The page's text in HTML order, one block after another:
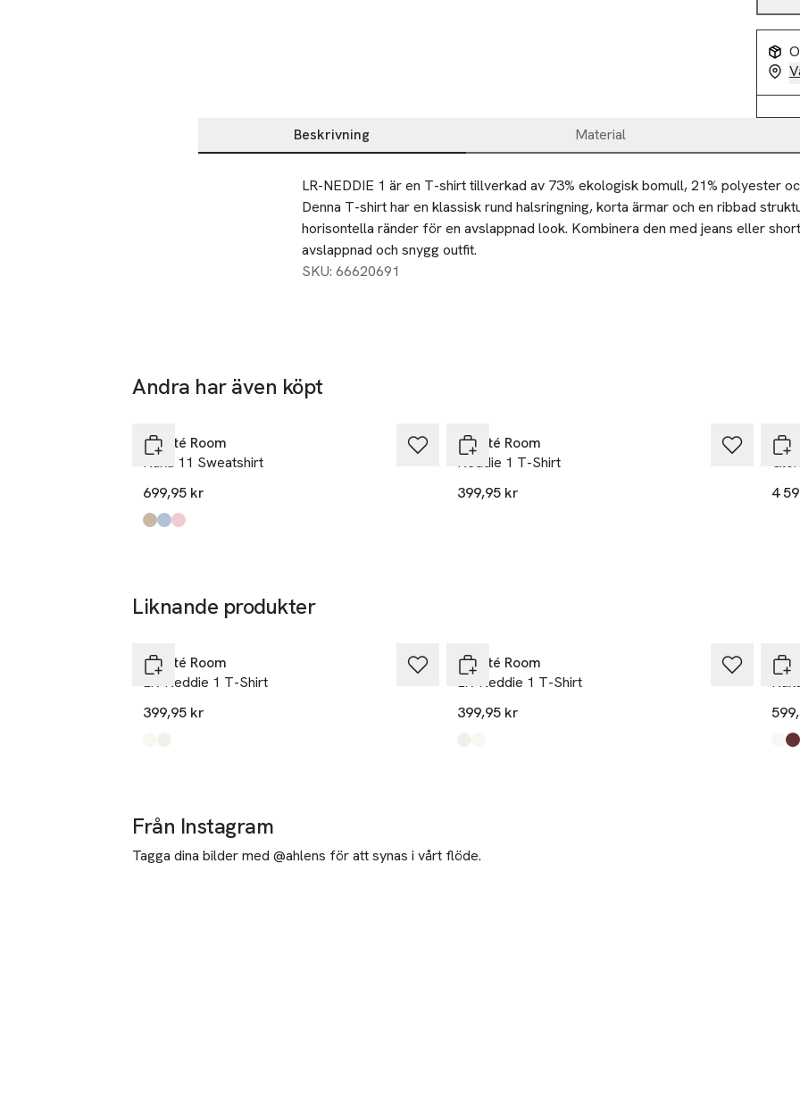
Beskrivning Material
Beskrivning
LR-NEDDIE 1 är en T-shirt tillverkad av 73% ekologisk bomull, 21% polyester
Denna T-shirt har en klassisk rund halsringning, korta ärmar och en ribbad
horisontella ränder för en avslappnad look. Kombinera den med jeans eller
avslappnad och snygg outfit.
SKU: 66620691
Andra har även köpt
Leveté Room
Nuka 11 Sweatshirt
699,95 kr
Produkten finns i färgerna:
Island Fossil
Windsurfer
Rose,
Leveté Room
Neddie 1 T-Shirt
399,95 kr
4
Liknande produkter
Leveté Room
LR-Neddie 1 T-Shirt
399,95 kr
Leveté Room
LR-Neddie 1 T-Shirt
399,95 kr
Från Instagram
Tagga dina bilder med @ahlens för att synas i vårt flöde.